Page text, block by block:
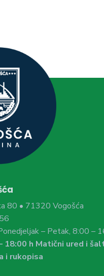
80 • 71320 Vogošća
– Petak, 8:00 –
18:00 h Matični ured i
i rukopisa